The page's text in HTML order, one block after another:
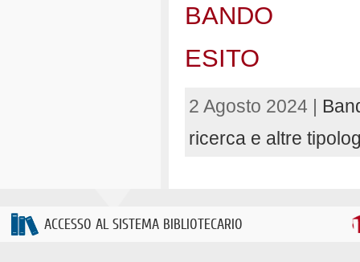
BANDO
ESITO
2 Agosto 2024 |
ricerca e altre
ACCESSO AL SISTEMA BIBLIOTECARIO